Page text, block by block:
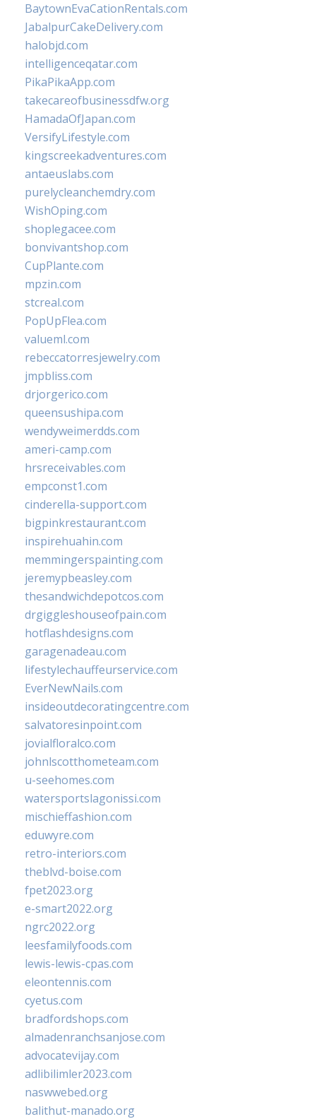
BaytownEvaCationRentals.com
JabalpurCakeDelivery.com
halobjd.com
intelligenceqatar.com
PikaPikaApp.com
takecareofbusinessdfw.org
HamadaOfJapan.com
VersifyLifestyle.com
kingscreekadventures.com
antaeuslabs.com
purelycleanchemdry.com
WishOping.com
shoplegacee.com
bonvivantshop.com
CupPlante.com
mpzin.com
stcreal.com
PopUpFlea.com
valueml.com
rebeccatorresjewelry.com
jmpbliss.com
drjorgerico.com
queensushipa.com
wendyweimerdds.com
ameri-camp.com
hrsreceivables.com
empconst1.com
cinderella-support.com
bigpinkrestaurant.com
inspirehuahin.com
memmingerspainting.com
jeremypbeasley.com
thesandwichdepotcos.com
drgiggleshouseofpain.com
hotflashdesigns.com
garagenadeau.com
lifestylechauffeurservice.com
EverNewNails.com
insideoutdecoratingcentre.com
salvatoresinpoint.com
jovialfloralco.com
johnlscotthometeam.com
u-seehomes.com
watersportslagonissi.com
mischieffashion.com
eduwyre.com
retro-interiors.com
theblvd-boise.com
fpet2023.org
e-smart2022.org
ngrc2022.org
leesfamilyfoods.com
lewis-lewis-cpas.com
eleontennis.com
cyetus.com
bradfordshops.com
almadenranchsanjose.com
advocatevijay.com
adlibilimler2023.com
naswwebed.org
balithut-manado.org